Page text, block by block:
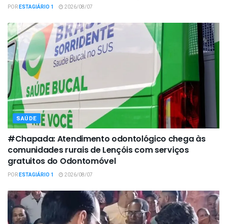
PORESTAGIÁRIO 1 2026/08/07
SAÚDE
#Chapada: Atendimento odontológico chega às
comunidades rurais de Lençóis com serviços
gratuitos do Odontomóvel
PORESTAGIÁRIO 1 2026/08/07